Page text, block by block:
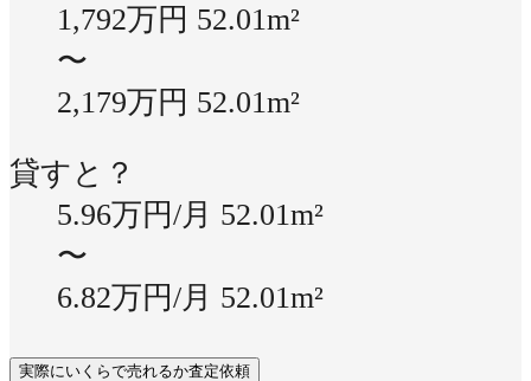
1,792万円 52.01m²
〜
2,179万円 52.01m²
貸すと？
5.96万円/月 52.01m²
〜
6.82万円/月 52.01m²
実際にいくらで売れるか査定依頼